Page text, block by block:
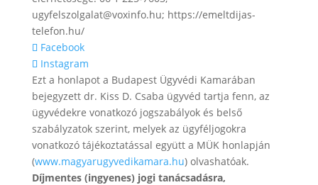
ugyfelszolgalat@voxinfo.hu; https://emeltdijas-
telefon.hu/
Facebook
Instagram
Ezt a honlapot a Budapest Ügyvédi Kamarában
bejegyzett dr. Kiss D. Csaba ügyvéd tartja fenn, az
ügyvédekre vonatkozó jogszabályok és belső
szabályzatok szerint, melyek az ügyféljogokra
vonatkozó tájékoztatással együtt a MÜK honlapján
(www.magyarugyvedikamara.hu) olvashatóak.
Díjmentes (ingyenes) jogi tanácsadásra,